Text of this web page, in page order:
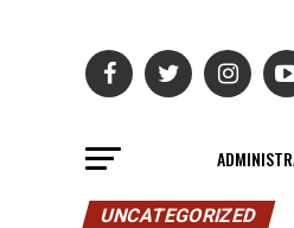
UNCATEGORIZED